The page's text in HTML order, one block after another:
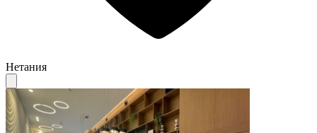
Нетания